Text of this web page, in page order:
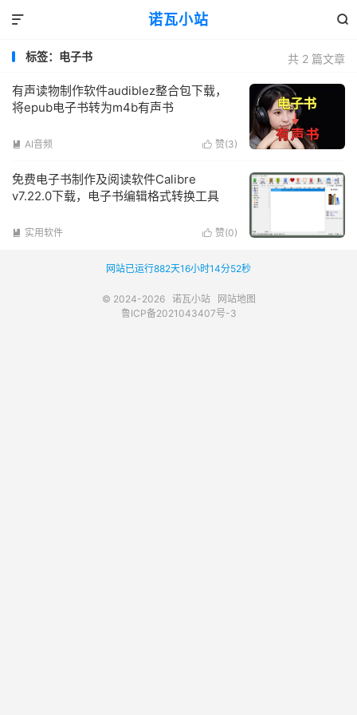
诺瓦小站 

共 2 篇文章
标签：电子书
有声读物制作软件audiblez整合包下载，
将epub电子书转为m4b有声书
 赞(3)
 AI音频
免费电子书制作及阅读软件Calibre
v7.22.0下载，电子书编辑格式转换工具
 赞(0)
 实用软件
网站已运行882天16小时14分52秒
© 2024-2026 诺瓦小站
网站地图
鲁ICP备2021043407号-3